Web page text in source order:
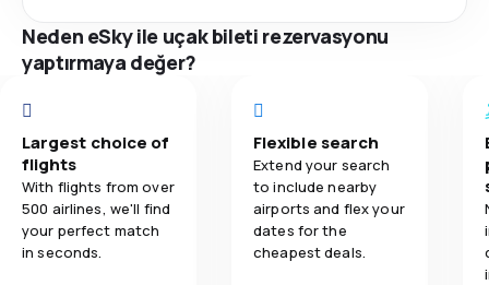
Neden eSky ile uçak bileti rezervasyonu
yaptırmaya değer?
Largest choice of
flights
With flights from over
500 airlines, we'll find
your perfect match
in seconds.
Flexible search
Extend your search
to include nearby
airports and flex your
dates for the
cheapest deals.